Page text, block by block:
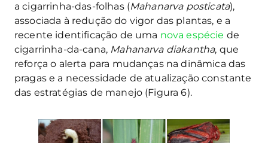
a cigarrinha-das-folhas (Mahanarva posticata),
associada à redução do vigor das plantas, e a
recente identificação de uma nova espécie de
cigarrinha-da-cana, Mahanarva diakantha, que
reforça o alerta para mudanças na dinâmica das
pragas e a necessidade de atualização constante
das estratégias de manejo (Figura 6).